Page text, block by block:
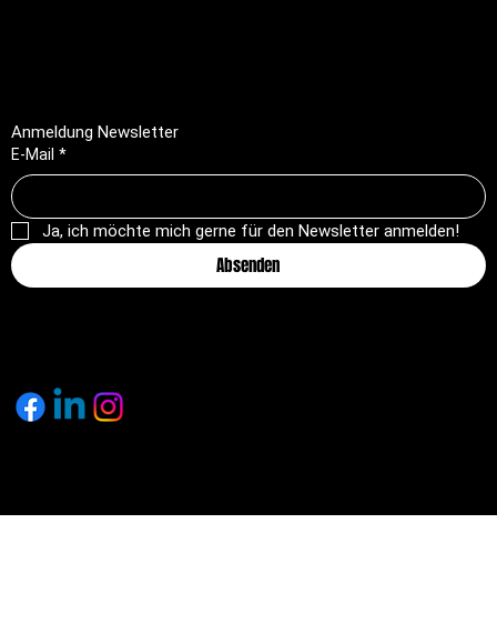
Anmeldung Newsletter
E-Mail *
Ja, ich möchte mich gerne für den Newsletter anmelden!
Absenden